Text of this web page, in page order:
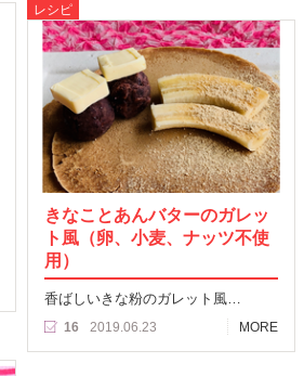
レシピ
きなことあんバターのガレッ
ト風（卵、小麦、ナッツ不使
用）
香ばしいきな粉のガレット風…
16 2019.06.23 MORE